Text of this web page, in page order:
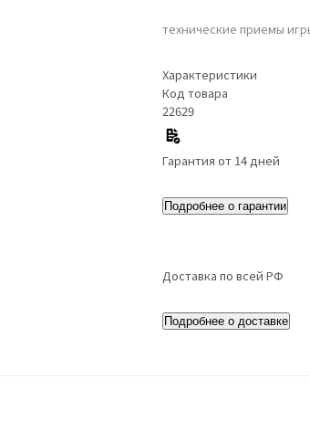
технические приемы
Характеристики
Код товара
22629
Гарантия от 14 дней
Подробнее о гарантии
Доставка по всей РФ
Подробнее о доставке